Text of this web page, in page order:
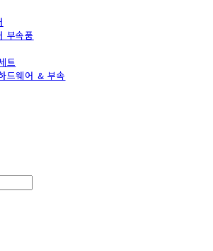
부속품
트
드웨어 & 부속